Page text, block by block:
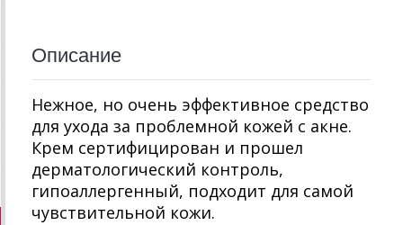
Описание
Нежное, но очень эффективное средство
для ухода за проблемной кожей с акне.
Крем сертифицирован и прошел
дерматологический контроль,
гипоаллергенный, подходит для самой
чувствительной кожи.